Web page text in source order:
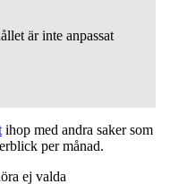
är inte anpassat
ihop med andra saker som
per månad.
ej valda